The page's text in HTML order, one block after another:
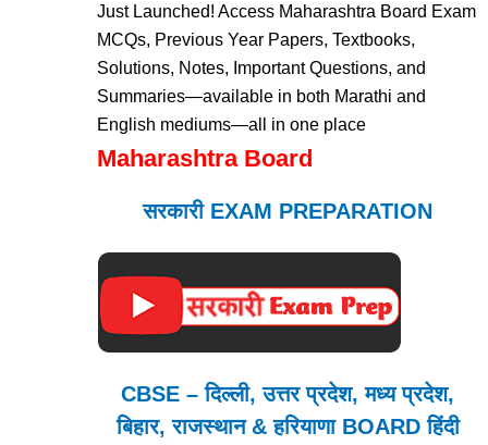
Just Launched! Access Maharashtra Board Exam
MCQs, Previous Year Papers, Textbooks,
Solutions, Notes, Important Questions, and
Summaries—available in both Marathi and
English mediums—all in one place
Maharashtra Board
सरकारी EXAM PREPARATION
CBSE – दिल्ली, उत्तर प्रदेश, मध्य प्रदेश,
बिहार, राजस्थान & हरियाणा BOARD हिंदी